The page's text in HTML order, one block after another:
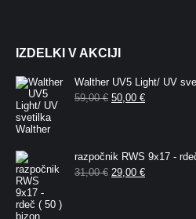
IZDELKI V AKCIJI
Walther UV5 Light/ UV
59,00€ Izvirna
50,00 €Trenutna
razpočnik RWS 9x17 -
31,00€ Izvirna
29,00 €Trenutna